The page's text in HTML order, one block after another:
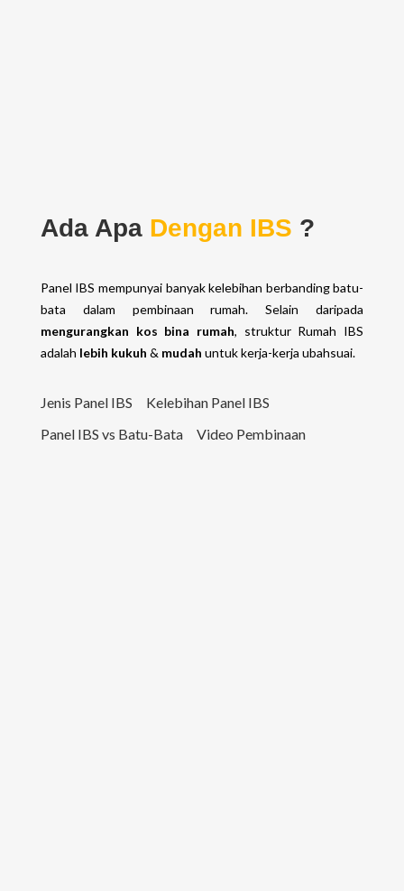
Ada Apa Dengan IBS ?
Panel IBS mempunyai banyak kelebihan berbanding batu-
bata dalam pembinaan rumah. Selain daripada
mengurangkan kos bina rumah, struktur Rumah IBS
adalah lebih kukuh & mudah untuk kerja-kerja ubahsuai.
Jenis Panel IBS
Kelebihan Panel IBS
Panel IBS vs Batu-Bata
Video Pembinaan